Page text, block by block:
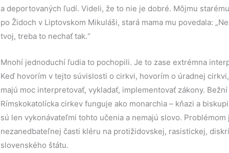
a deportovaných ľudí. Videli, že to nie je dobré. Môjmu
po Židoch v Liptovskom Mikuláši, stará mama mu povedala:
tvoj, treba to nechať tak.“
Mnohí jednoduchí ľudia to pochopili. Je to zase extrémna
Keď hovorím v tejto súvislosti o cirkvi, hovorím o úradnej
majú moc interpretovať, vykladať, implementovať zákony.
Rímskokatolícka cirkev funguje ako monarchia – kňazi a
sú len vykonávateľmi tohto učenia a nemajú slovo. Problémom
nezanedbateľnej časti kléru na protižidovskej, rasistickej,
slovenského štátu.